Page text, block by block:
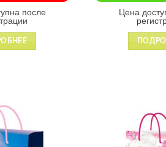
после
Цена
Добавить